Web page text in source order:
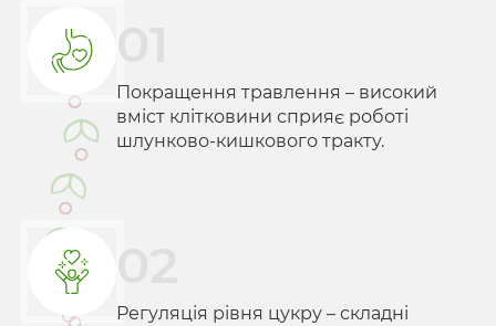
01
Покращення травлення – високий
вміст клітковини сприяє роботі
шлунково-кишкового тракту.
02
Регуляція рівня цукру – складні